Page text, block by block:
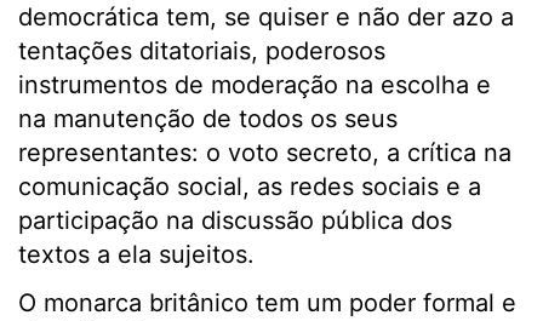
democrática tem, se quiser e não der azo a
tentações ditatoriais, poderosos
instrumentos de moderação na escolha e
na manutenção de todos os seus
representantes: o voto secreto, a crítica na
comunicação social, as redes sociais e a
participação na discussão pública dos
textos a ela sujeitos.
O monarca britânico tem um poder formal e